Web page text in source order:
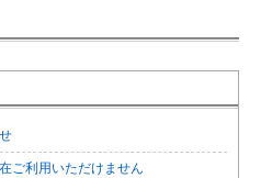
ご利用いただけません